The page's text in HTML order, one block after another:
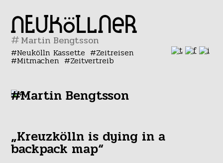
#
Neukölln Kassette Zeitreisen
Mitmachen Zeitvertreib
#Martin Bengtsson
„Kreuzkölln is dying in a
backpack map“